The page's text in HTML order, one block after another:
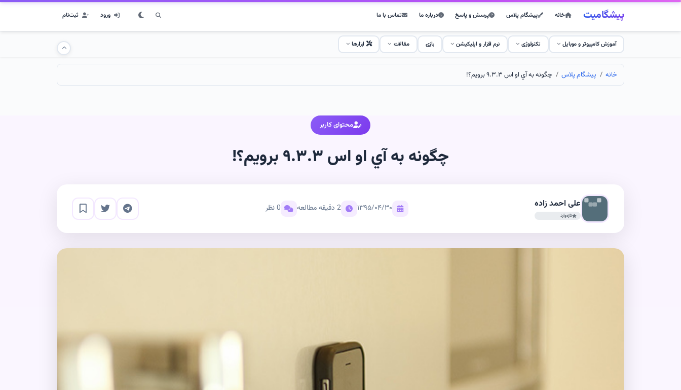
پیشگامیت خانه پیشگام پلاس پرسش و پاسخ درباره ما تماس با ما ورود ثبت‌نام
آموزش کامپیوتر و موبایل تکنولوژی نرم افزار و اپلیکیشن بازی مقالات ابزارها
خانه پیشگام پلاس چگونه به آي او اس ٩.٣.٣ برويم؟!
محتوای کاربر
چگونه به آي او اس ٩.٣.٣ برويم؟!
علی احمد زاده
تازه‌وارد
۱۳۹۵/۰۴/۳۰ 2 دقیقه مطالعه 0 نظر